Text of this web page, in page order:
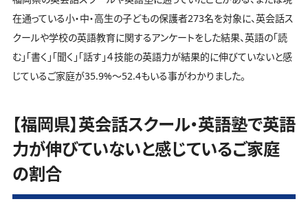
在通っている小・中・高生の子どもの保護者273名を対象に、英会話ス
クールや学校の英語教育に関するアンケートをした結果、英語の「読
む」「書く」「聞く」「話す」４技能の英語力が結果的に伸びていないと感
じているご家庭が35.9%～52.4もいる事がわかりました。
【福岡県】英会話スクール・英語塾で英語
力が伸びていないと感じているご家庭
の割合